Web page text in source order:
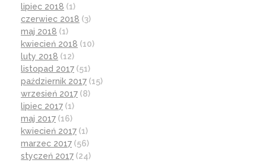
lipiec 2018 (1)
czerwiec 2018 (3)
maj 2018 (1)
kwiecień 2018 (10)
luty 2018 (12)
listopad 2017 (51)
październik 2017 (15)
wrzesień 2017 (8)
lipiec 2017 (1)
maj 2017 (16)
kwiecień 2017 (1)
marzec 2017 (56)
styczeń 2017 (24)